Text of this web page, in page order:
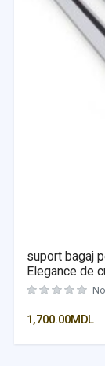
suport bagaj
Elegance de
1,700.00MDL